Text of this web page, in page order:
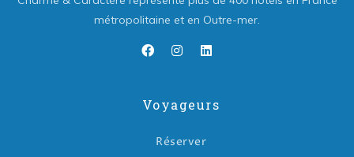
métropolitaine et en Outre-mer.
Voyageurs
Réserver